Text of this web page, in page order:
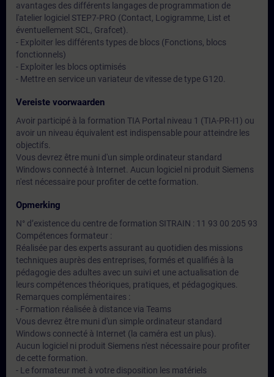
avantages des différents langages de programmation de
l'atelier logiciel STEP7-PRO (Contact, Logigramme, List et
éventuellement SCL, Grafcet).
- Exploiter les différents types de blocs (Fonctions, blocs
fonctionnels)
- Exploiter les blocs optimisés
- Mettre en service un variateur de vitesse de type G120.
Vereiste voorwaarden
Avoir participé à la formation TIA Portal niveau 1 (TIA-PR-I1) ou
avoir un niveau équivalent est indispensable pour atteindre les
objectifs.
Vous devrez être muni d'un simple ordinateur standard
Windows connecté à Internet. Aucun logiciel ni produit Siemens
n'est nécessaire pour profiter de cette formation.
Opmerking
N° d’existence du centre de formation SITRAIN : 11 93 00 205 93
Compétences formateur :
Réalisée par des experts assurant au quotidien des missions
techniques auprès des entreprises, formés et qualifiés à la
pédagogie des adultes avec un suivi et une actualisation de
leurs compétences théoriques, pratiques, et pédagogiques.
Remarques complémentaires :
- Formation réalisée à distance via Teams
Vous devrez être muni d'un simple ordinateur standard
Windows connecté à Internet (la caméra est un plus).
Aucun logiciel ni produit Siemens n'est nécessaire pour profiter
de cette formation.
- Le formateur met à votre disposition les matériels